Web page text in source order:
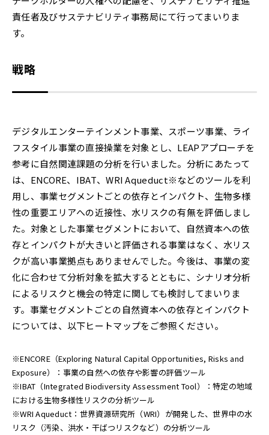
責任者及びサステナビリティ事務局にて行ってまいりま
す。
戦略
デジタルエンターテインメント事業、スポーツ事業、ライ
フスタイル事業の直接操業を対象とし、LEAPアプローチを
参考に自然関連課題の分析を行いました。分析にあたって
は、ENCORE、IBAT、WRI Aqueduct※などのツールを利
用し、事業セグメントごとの依存とインパクト、生物多様
性の重要エリアへの近接性、水リスクの有無を評価しまし
た。対象とした事業セグメントにおいて、自然資本への依
存とインパクトが大きいと評価される事業はなく、水リス
クが高い事業拠点もありませんでした。今後は、事業の変
化に合わせて分析対象を拡大するとともに、シナリオ分析
によるリスクと機会の特定に関しても検討してまいりま
す。事業セグメントごとの自然資本への依存とインパクト
については、以下ヒートマップをご参照ください。
※ENCORE（Exploring Natural Capital Opportunities, Risks and
Exposure）：事業の自然への依存や影響の評価ツール
※IBAT（Integrated Biodiversity Assessment Tool）：特定の地域
における生物多様性リスクの分析ツール
※WRI Aqueduct：世界資源研究所（WRI）が開発した、世界中の水
リスク（汚染、洪水・干ばつリスクなど）の分析ツール